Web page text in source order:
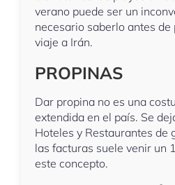
verano puede ser un
necesario saberlo antes
viaje a Irán.
PROPINAS
Dar propina no es una
extendida en el país. Se
Hoteles y Restaurantes de
las facturas suele venir un
este concepto.